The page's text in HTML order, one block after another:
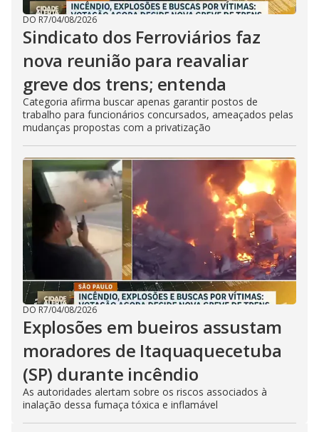
DO R7/04/08/2026
Sindicato dos Ferroviários faz
nova reunião para reavaliar
greve dos trens; entenda
Categoria afirma buscar apenas garantir postos de
trabalho para funcionários concursados, ameaçados pelas
mudanças propostas com a privatização
DO R7/04/08/2026
Explosões em bueiros assustam
moradores de Itaquaquecetuba
(SP) durante incêndio
As autoridades alertam sobre os riscos associados à
inalação dessa fumaça tóxica e inflamável